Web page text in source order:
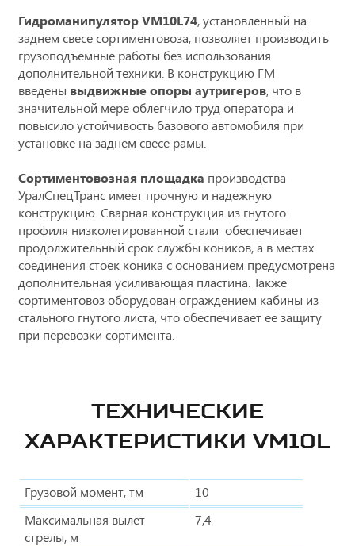
Гидроманипулятор VM10L74, установленный на
заднем свесе сортиментовоза, позволяет производить
грузоподъемные работы без использования
дополнительной техники. В конструкцию ГМ
введены выдвижные опоры аутригеров, что в
значительной мере облегчило труд оператора и
повысило устойчивость базового автомобиля при
установке на заднем свесе рамы.
Сортиментовозная площадка производства
УралСпецТранс имеет прочную и надежную
конструкцию. Сварная конструкция из гнутого
профиля низколегированной стали обеспечивает
продолжительный срок службы коников, а в местах
соединения стоек коника с основанием предусмотрена
дополнительная усиливающая пластина. Также
сортиментовоз оборудован ограждением кабины из
стального гнутого листа, что обеспечивает ее защиту
при перевозки сортимента.
ТЕХНИЧЕСКИЕ
ХАРАКТЕРИСТИКИ VM10L
Грузовой момент, тм
10
Максимальная вылет
стрелы, м
7,4